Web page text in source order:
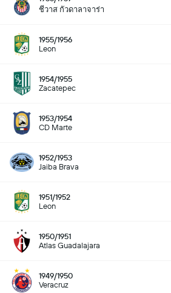
ชีวาส กัวดาลาจาร่า
1955/1956
Leon
1954/1955
Zacatepec
1953/1954
CD Marte
1952/1953
Jaiba Brava
1951/1952
Leon
1950/1951
Atlas Guadalajara
1949/1950
Veracruz